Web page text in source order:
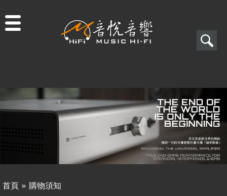
搜
表
單
搜
尋
商品一覽
二手專區
視聽專欄
購物須知
首頁 » 購物須知